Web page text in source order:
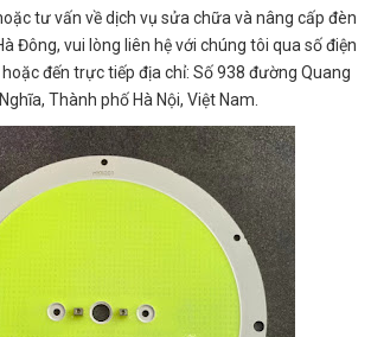
tư vấn về dịch vụ sửa chữa và nâng cấp đèn
Đông, vui lòng liên hệ với chúng tôi qua số điện
đến trực tiếp địa chỉ: Số 938 đường Quang
Thành phố Hà Nội, Việt Nam.